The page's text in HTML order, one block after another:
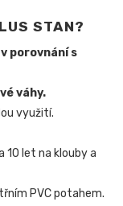
STAN?
porovnání s
váhy.
využití.
10 let na klouby a
PVC potahem.